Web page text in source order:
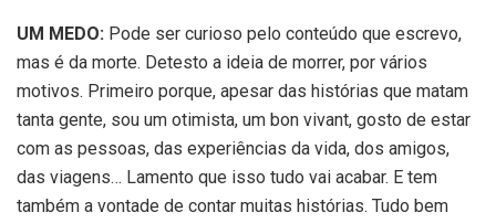
UM MEDO: Pode ser curioso pelo conteúdo que escrevo,
mas é da morte. Detesto a ideia de morrer, por vários
motivos. Primeiro porque, apesar das histórias que matam
tanta gente, sou um otimista, um bon vivant, gosto de estar
com as pessoas, das experiências da vida, dos amigos,
das viagens… Lamento que isso tudo vai acabar. E tem
também a vontade de contar muitas histórias. Tudo bem